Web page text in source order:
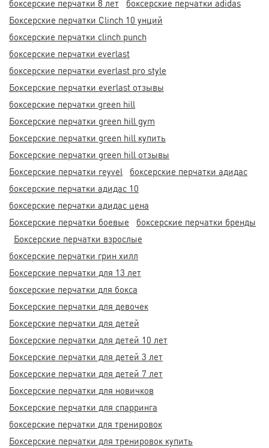
боксерские перчатки 8 лет
боксерские перчатки adidas
Боксерские перчатки Clinch 10 унций
боксерские перчатки clinch punch
боксерские перчатки everlast
боксерские перчатки everlast pro style
Боксерские перчатки everlast отзывы
боксерские перчатки green hill
Боксерские перчатки green hill gym
Боксерские перчатки green hill купить
Боксерские перчатки green hill отзывы
Боксерские перчатки reyvel
боксерские перчатки адидас
боксерские перчатки адидас 10
боксерские перчатки адидас цена
Боксерские перчатки боевые
боксерские перчатки бренды
Боксерские перчатки взрослые
боксерские перчатки грин хилл
Боксерские перчатки для 13 лет
боксерские перчатки для бокса
Боксерские перчатки для девочек
Боксерские перчатки для детей
Боксерские перчатки для детей 10 лет
Боксерские перчатки для детей 3 лет
Боксерские перчатки для детей 7 лет
Боксерские перчатки для новичков
Боксерские перчатки для спарринга
боксерские перчатки для тренировок
Боксерские перчатки для тренировок купить